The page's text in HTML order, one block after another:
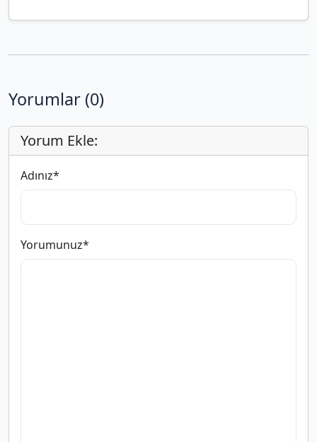
Yorumlar (0)
Yorum Ekle:
Adınız*
Yorumunuz*